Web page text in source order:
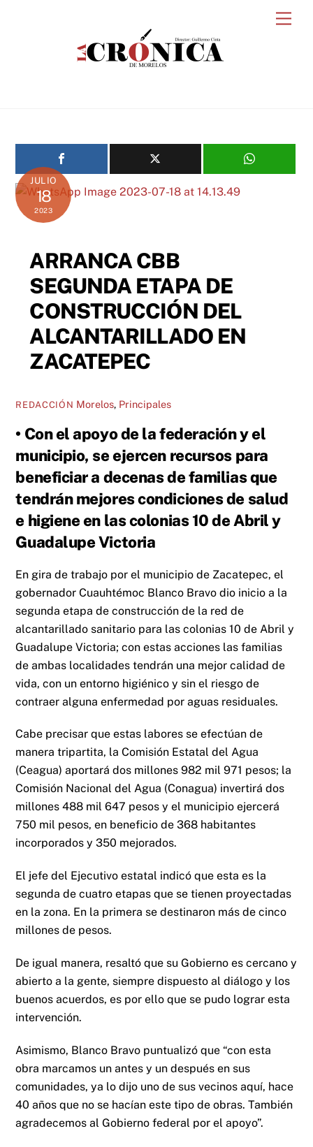
JULIO
18
2023
ARRANCA CBB
SEGUNDA ETAPA DE
CONSTRUCCIÓN DEL
ALCANTARILLADO EN
ZACATEPEC
REDACCIÓN Morelos, Principales
• Con el apoyo de la federación y el
municipio, se ejercen recursos para
beneficiar a decenas de familias que
tendrán mejores condiciones de salud
e higiene en las colonias 10 de Abril y
Guadalupe Victoria
En gira de trabajo por el municipio de Zacatepec, el
gobernador Cuauhtémoc Blanco Bravo dio inicio a la
segunda etapa de construcción de la red de
alcantarillado sanitario para las colonias 10 de Abril y
Guadalupe Victoria; con estas acciones las familias
de ambas localidades tendrán una mejor calidad de
vida, con un entorno higiénico y sin el riesgo de
contraer alguna enfermedad por aguas residuales.
Cabe precisar que estas labores se efectúan de
manera tripartita, la Comisión Estatal del Agua
(Ceagua) aportará dos millones 982 mil 971 pesos; la
Comisión Nacional del Agua (Conagua) invertirá dos
millones 488 mil 647 pesos y el municipio ejercerá
750 mil pesos, en beneficio de 368 habitantes
incorporados y 350 mejorados.
El jefe del Ejecutivo estatal indicó que esta es la
segunda de cuatro etapas que se tienen proyectadas
en la zona. En la primera se destinaron más de cinco
millones de pesos.
De igual manera, resaltó que su Gobierno es cercano y
abierto a la gente, siempre dispuesto al diálogo y los
buenos acuerdos, es por ello que se pudo lograr esta
intervención.
Asimismo, Blanco Bravo puntualizó que “con esta
obra marcamos un antes y un después en sus
comunidades, ya lo dijo uno de sus vecinos aquí, hace
40 años que no se hacían este tipo de obras. También
agradecemos al Gobierno federal por el apoyo”.